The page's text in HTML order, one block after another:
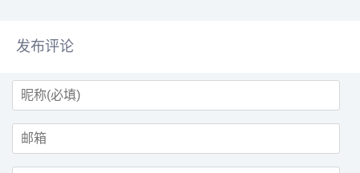
发布评论